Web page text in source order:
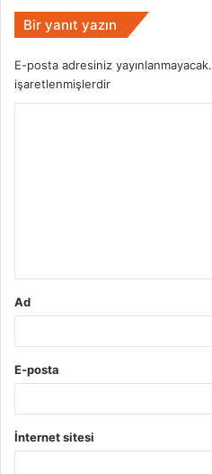
Bir yanıt yazın
E-posta adresiniz yayınlanmayacak.
işaretlenmişlerdir
Ad
E-posta
İnternet sitesi